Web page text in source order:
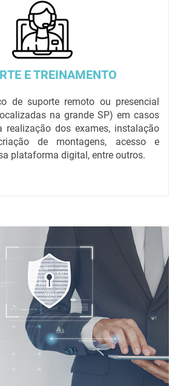
E TREINAMENTO
de suporte remoto ou presencial
na grande SP) em casos
realização dos exames, instalação
de montagens, acesso e
plataforma digital, entre outros.